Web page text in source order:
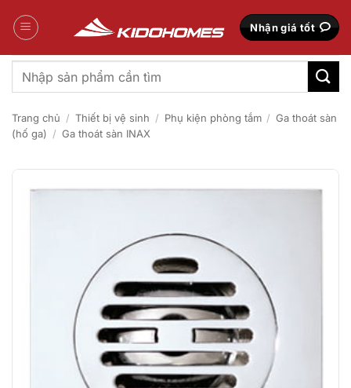
qua
Nhận giá tốt
Tìm
kiếm:
Trang chủ / Thiết bị vệ sinh / Phụ kiện phòng tắm / Ga thoát sàn
(hố ga) / Ga thoát sàn INAX